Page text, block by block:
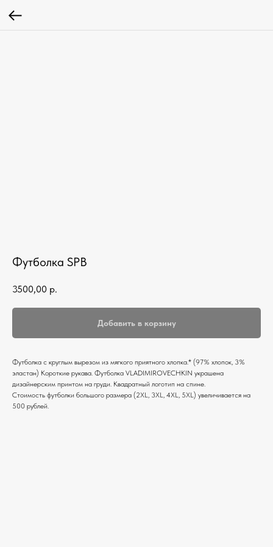
Футболка SPB
3500,00 р.
Добавить в корзину
Футболка c круглым вырезом из мягкого приятного хлопка.* (97% хлопок, 3%
эластан) Короткие рукава. Футболка VLADIMIROVECHKIN украшена
дизайнерским принтом на груди. Квадратный логотип на спине.
Стоимость футболки большого размера (2XL, 3XL, 4XL, 5XL) увеличивается на
500 рублей.